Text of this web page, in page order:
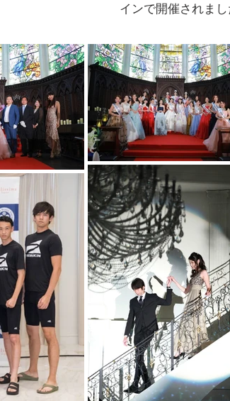
インで開催されまし